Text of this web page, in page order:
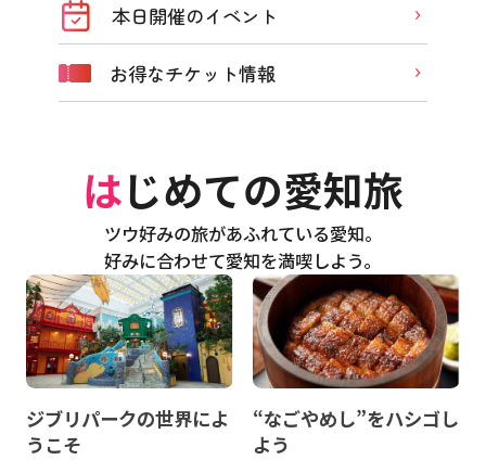
本日開催のイベント
お得なチケット情報
はじめての愛知旅
ツウ好みの旅があふれている愛知。
好みに合わせて愛知を満喫しよう。
ジブリパークの世界によ
うこそ
“なごやめし”をハシゴし
よう